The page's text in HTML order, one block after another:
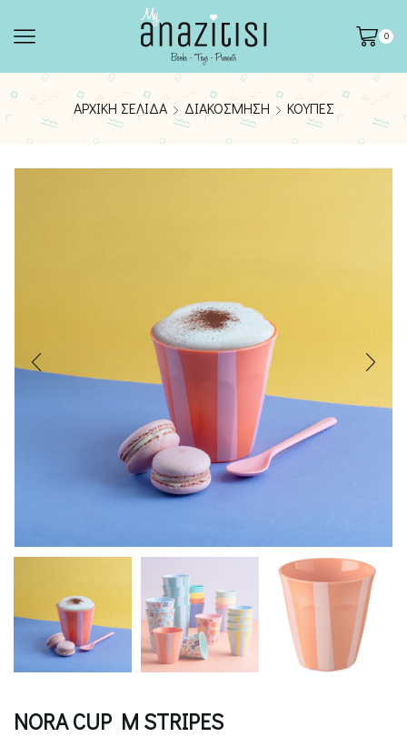
0
ΑΡΧΙΚΉ ΣΕΛΊΔΑ ΔΙΑΚΌΣΜΗΣΗ ΚΟΎΠΕΣ
NORA CUP M STRIPES